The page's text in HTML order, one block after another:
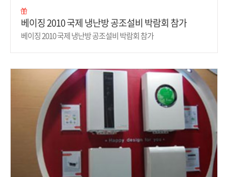
베이징 2010 국제 냉난방 공조설비 박람회 참가
베이징 2010 국제 냉난방 공조설비 박람회 참가